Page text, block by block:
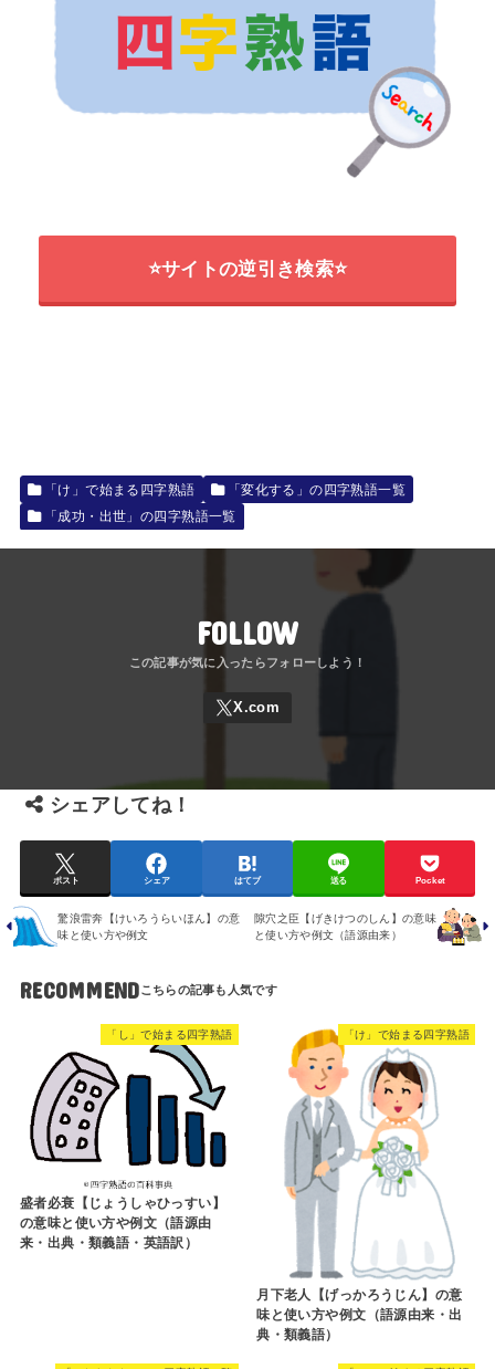
⭐サイトの逆引き検索⭐
「け」で始まる四字熟語
「変化する」の四字熟語一覧
「成功・出世」の四字熟語一覧
FOLLOW
シェアしてね！
ポスト シェア はてブ 送る Pocket
驚浪雷奔【けいろうらいほん】の意
味と使い方や例文
隙穴之臣【げきけつのしん】の意味
と使い方や例文（語源由来）
RECOMMEND
「し」で始まる四字熟語
盛者必衰【じょうしゃひっすい】
の意味と使い方や例文（語源由
来・出典・類義語・英語訳）
「け」で始まる四字熟語
月下老人【げっかろうじん】の意
味と使い方や例文（語源由来・出
典・類義語）